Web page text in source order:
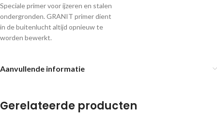
Speciale primer voor ijzeren en stalen
ondergronden. GRANIT primer dient
in de buitenlucht altijd opnieuw te
worden bewerkt.
Aanvullende informatie
Gerelateerde producten